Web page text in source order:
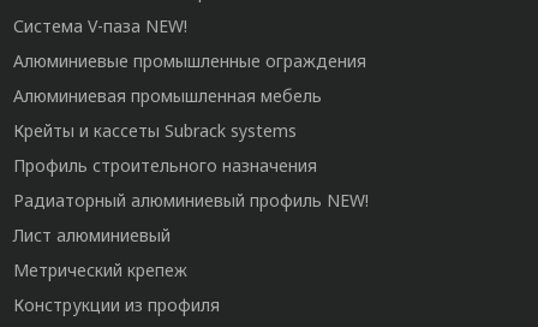
Система V-паза NEW!
Алюминиевые промышленные ограждения
Алюминиевая промышленная мебель
Крейты и кассеты Subrack systems
Профиль строительного назначения
Радиаторный алюминиевый профиль NEW!
Лист алюминиевый
Метрический крепеж
Конструкции из профиля